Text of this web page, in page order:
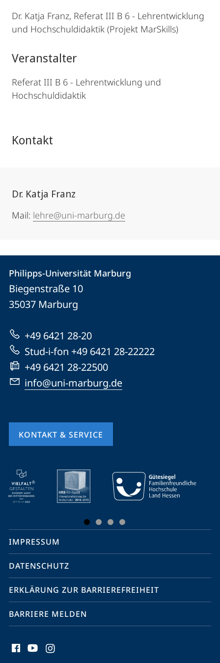
Dr. Katja Franz, Referat III B 6 - Lehrentwicklung
und Hochschuldidaktik (Projekt MarSkills)
Veranstalter
Referat III B 6 - Lehrentwicklung und
Hochschuldidaktik
Kontakt
Dr. Katja Franz
Mail: lehre@uni-marburg.de
Kontakt
und
Informationen
zur
Website
Kontaktinformationen
Philipps-
Universität
Marburg
Philipps-Universität Marburg
Biegenstraße 10
35037 Marburg
+49 6421 28-20
Stud-i-fon +49 6421 28-22222
+49 6421 28-22500
info@uni-marburg.de
KONTAKT & SERVICE
Mobile-
Service-
Navigation
Social
Media
Kontakte
IMPRESSUM
DATENSCHUTZ
ERKLÄRUNG ZUR BARRIEREFREIHEIT
BARRIERE MELDEN